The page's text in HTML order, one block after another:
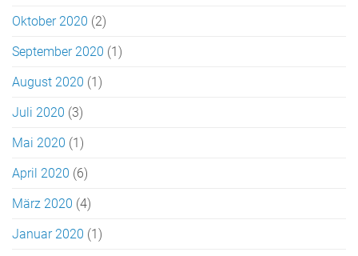
Oktober 2020 (2)
September 2020 (1)
August 2020 (1)
Juli 2020 (3)
Mai 2020 (1)
April 2020 (6)
März 2020 (4)
Januar 2020 (1)